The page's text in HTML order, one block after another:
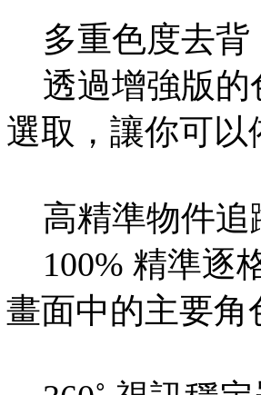
多重色度去背
透過增強版的
選取，讓你可
高精準物件追
100% 精準逐
畫面中的主要角